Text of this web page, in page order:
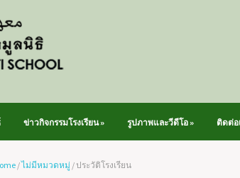
ข่าวกิจกรรมโรงเรียน» รูปภาพและวีดีโอ » ติดต่อ
/ไม่มีหมวดหมู่ /ประวัติโรงเรียน